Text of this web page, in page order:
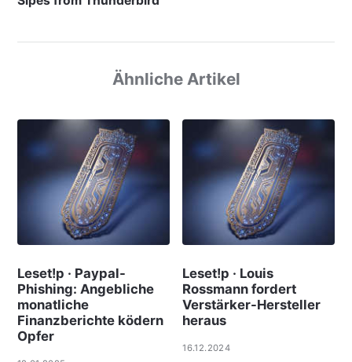
Ähnliche Artikel
Leset!p · Paypal-
Phishing: Angebliche
monatliche
Finanzberichte ködern
Opfer
Leset!p · Louis
Rossmann fordert
Verstärker-Hersteller
heraus
16.12.2024